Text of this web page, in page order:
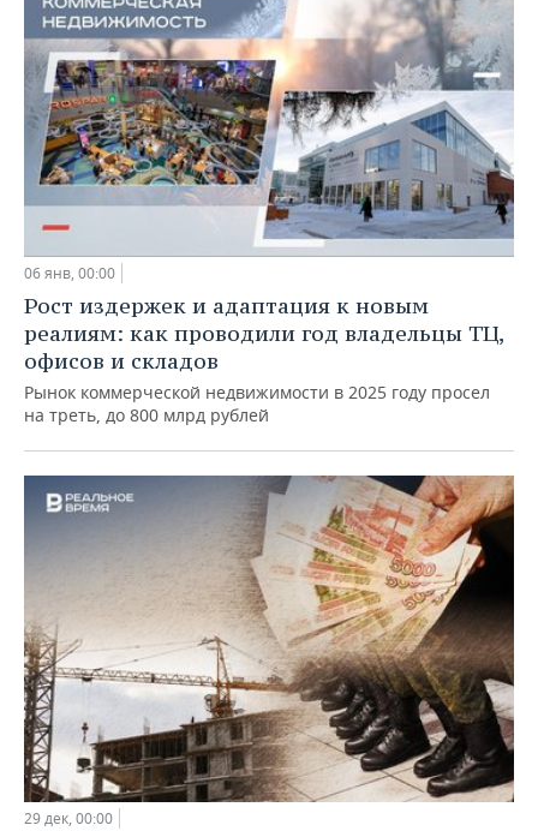
06 янв, 00:00
Рост издержек и адаптация к новым
реалиям: как проводили год владельцы ТЦ,
офисов и складов
Рынок коммерческой недвижимости в 2025 году просел
на треть, до 800 млрд рублей
29 дек, 00:00